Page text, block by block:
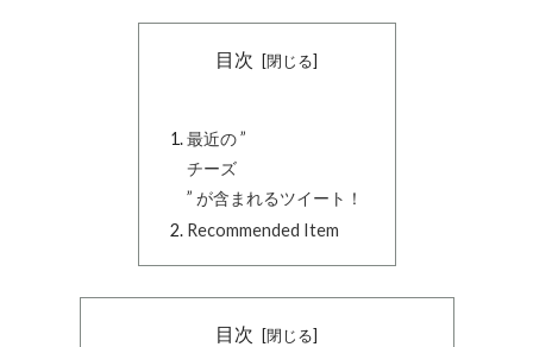
目次
最近の ”
チーズ
” が含まれるツイート！
Recommended Item
目次